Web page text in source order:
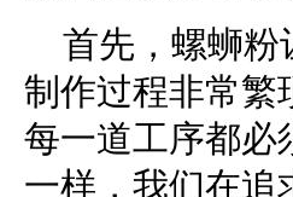
首先，螺蛳粉
制作过程非常繁
每一道工序都必
一样，我们在追